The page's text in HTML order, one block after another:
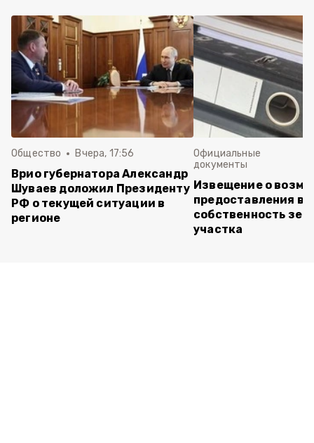
Общество Вчера, 17:56
Врио губернатора Александр
Шуваев доложил Президенту
РФ о текущей ситуации в
регионе
Официальные
документы
Извещение о
предоставления в
собственность
участка